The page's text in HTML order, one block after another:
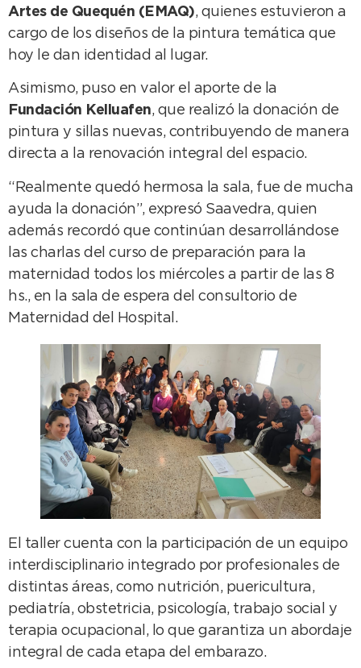
Artes de Quequén (EMAQ), quienes estuvieron a
cargo de los diseños de la pintura temática que
hoy le dan identidad al lugar.
Asimismo, puso en valor el aporte de la
Fundación Kelluafen, que realizó la donación de
pintura y sillas nuevas, contribuyendo de manera
directa a la renovación integral del espacio.
“Realmente quedó hermosa la sala, fue de mucha
ayuda la donación”, expresó Saavedra, quien
además recordó que continúan desarrollándose
las charlas del curso de preparación para la
maternidad todos los miércoles a partir de las 8
hs., en la sala de espera del consultorio de
Maternidad del Hospital.
El taller cuenta con la participación de un equipo
interdisciplinario integrado por profesionales de
distintas áreas, como nutrición, puericultura,
pediatría, obstetricia, psicología, trabajo social y
terapia ocupacional, lo que garantiza un abordaje
integral de cada etapa del embarazo.